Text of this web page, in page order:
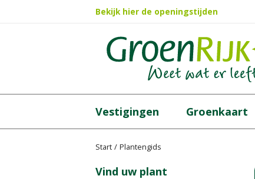
Start Plantengids
Bekijk hier de openingstijden
Vestigingen Groenkaart
Vind uw plant